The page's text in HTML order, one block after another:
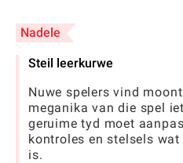
Nadele
Steil leerkurwe
Nuwe spelers vind
meganika van die spel
geruime tyd moet
kontroles en stelsels
is.